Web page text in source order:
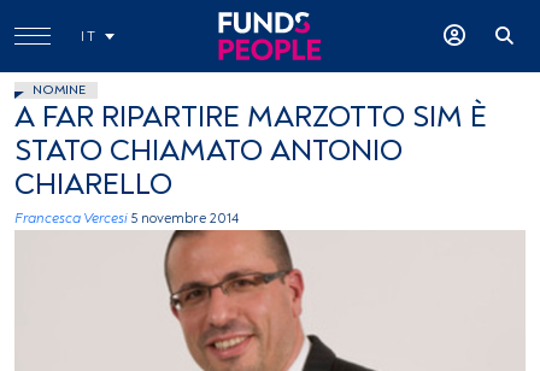
IT
NOMINE
A FAR RIPARTIRE MARZOTTO SIM È
STATO CHIAMATO ANTONIO
CHIARELLO
Francesca Vercesi 5 novembre 2014